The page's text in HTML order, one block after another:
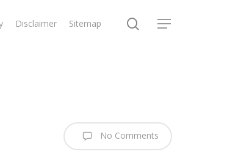
Disclaimer Sitemap search
Menu
No Comments